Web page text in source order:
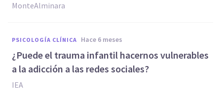
MonteAlminara
PSICOLOGÍA CLÍNICA hace 6 meses
¿Puede el trauma infantil hacernos vulnerables
a la adicción a las redes sociales?
IEA